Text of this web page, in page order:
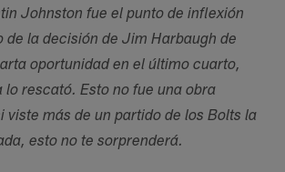
Johnston fue el punto de inflexión
de la decisión de Jim Harbaugh de
oportunidad en el último cuarto,
lo rescató. Esto no fue una obra
viste más de un partido de los Bolts la
esto no te sorprenderá.